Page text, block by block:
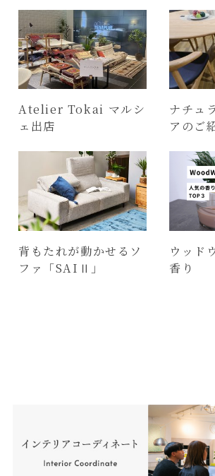
Atelier Tokai マルシ
ェ出店
ナチュ
アのご
背もたれが動かせるソ
ファ「SAIⅡ」
ウッド
香り